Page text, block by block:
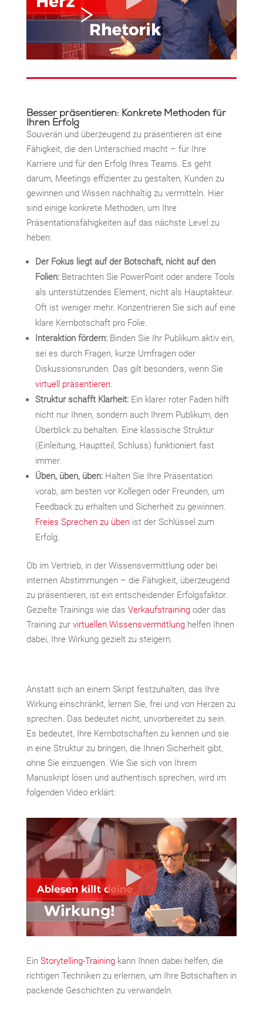
Besser präsentieren: Konkrete Methoden für
Ihren Erfolg
Souverän und überzeugend zu präsentieren ist eine
Fähigkeit, die den Unterschied macht – für Ihre
Karriere und für den Erfolg Ihres Teams. Es geht
darum, Meetings effizienter zu gestalten, Kunden zu
gewinnen und Wissen nachhaltig zu vermitteln. Hier
sind einige konkrete Methoden, um Ihre
Präsentationsfähigkeiten auf das nächste Level zu
heben:
Der Fokus liegt auf der Botschaft, nicht auf den
Folien:Betrachten Sie PowerPoint oder andere Tools
als unterstützendes Element, nicht als Hauptakteur.
Oft ist weniger mehr. Konzentrieren Sie sich auf eine
klare Kernbotschaft pro Folie.
Interaktion fördern:Binden Sie Ihr Publikum aktiv ein,
sei es durch Fragen, kurze Umfragen oder
Diskussionsrunden. Das gilt besonders, wenn Sie
virtuell präsentieren.
Struktur schafft Klarheit:Ein klarer roter Faden hilft
nicht nur Ihnen, sondern auch Ihrem Publikum, den
Überblick zu behalten. Eine klassische Struktur
(Einleitung, Hauptteil, Schluss) funktioniert fast
immer.
Üben, üben, üben:Halten Sie Ihre Präsentation
vorab, am besten vor Kollegen oder Freunden, um
Feedback zu erhalten und Sicherheit zu gewinnen.
Freies Sprechen zu übenist der Schlüssel zum
Erfolg.
Ob im Vertrieb, in der Wissensvermittlung oder bei
internen Abstimmungen – die Fähigkeit, überzeugend
zu präsentieren, ist ein entscheidender Erfolgsfaktor.
Gezielte Trainings wie das Verkaufstrainingoder das
Training zur virtuellen Wissensvermittlunghelfen Ihnen
dabei, Ihre Wirkung gezielt zu steigern.
Anstatt sich an einem Skript festzuhalten, das Ihre
Wirkung einschränkt, lernen Sie, frei und von Herzen zu
sprechen. Das bedeutet nicht, unvorbereitet zu sein.
Es bedeutet, Ihre Kernbotschaften zu kennen und sie
in eine Struktur zu bringen, die Ihnen Sicherheit gibt,
ohne Sie einzuengen. Wie Sie sich von Ihrem
Manuskript lösen und authentisch sprechen, wird im
folgenden Video erklärt:
Ein Storytelling-Trainingkann Ihnen dabei helfen, die
richtigen Techniken zu erlernen, um Ihre Botschaften in
packende Geschichten zu verwandeln.